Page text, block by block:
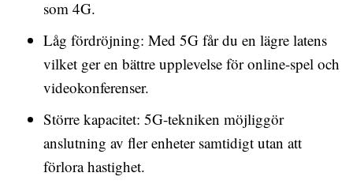
som 4G.
Låg fördröjning: Med 5G får du en lägre latens
vilket ger en bättre upplevelse för online-spel och
videokonferenser.
Större kapacitet: 5G-tekniken möjliggör
anslutning av fler enheter samtidigt utan att
förlora hastighet.